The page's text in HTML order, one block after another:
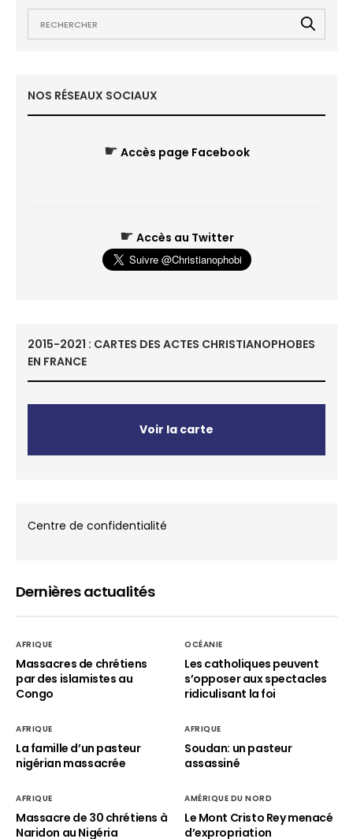
NOS RÉSEAUX SOCIAUX
☛ Accès page Facebook
☛ Accès au Twitter
2015-2021 : CARTES DES ACTES CHRISTIANOPHOBES
EN FRANCE
Voir la carte
Centre de confidentialité
Dernières actualités
AFRIQUE
Massacres de chrétiens
par des islamistes au
Congo
OCÉANIE
Les catholiques peuvent
s’opposer aux spectacles
ridiculisant la foi
AFRIQUE
La famille d’un pasteur
nigérian massacrée
AFRIQUE
Soudan: un pasteur
assassiné
AFRIQUE
Massacre de 30 chrétiens à
Naridon au Nigéria
AMÉRIQUE DU NORD
Le Mont Cristo Rey menacé
d’expropriation